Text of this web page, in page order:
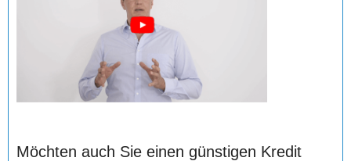
Möchten auch Sie einen günstigen Kredit